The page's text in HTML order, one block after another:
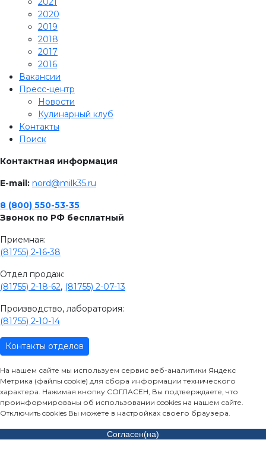
2020
2019
2018
2017
2016
Вакансии
Пресс-центр
Новости
Кулинарный клуб
Контакты
Поиск
Контактная информация
E-mail: nord@milk35.ru
8 (800) 550-53-35
Звонок по РФ бесплатный
Приемная:
(81755) 2-16-38
Отдел продаж:
(81755) 2-18-62, (81755) 2-07-13
Производство, лаборатория:
(81755) 2-10-14
Контакты отделов
На нашем сайте мы используем сервис веб-аналитики Яндекс
Метрика (файлы cookie) для сбора информации технического
характера. Нажимая кнопку СОГЛАСЕН, Вы подтверждаете, что
проинформированы об использовании cookies на нашем сайте.
Отключить cookies Вы можете в настройках своего браузера.
Согласен(на)